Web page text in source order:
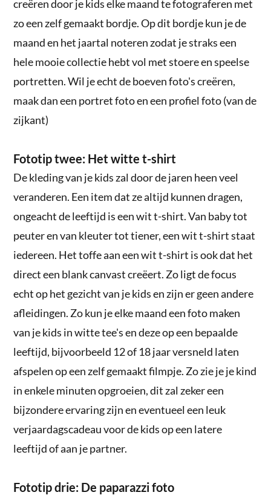
creëren door je kids elke maand te fotograferen met
zo een zelf gemaakt bordje. Op dit bordje kun je de
maand en het jaartal noteren zodat je straks een
hele mooie collectie hebt vol met stoere en speelse
portretten. Wil je echt de boeven foto's creëren,
maak dan een portret foto en een profiel foto (van de
zijkant)
Fototip twee: Het witte t-shirt
De kleding van je kids zal door de jaren heen veel
veranderen. Een item dat ze altijd kunnen dragen,
ongeacht de leeftijd is een wit t-shirt. Van baby tot
peuter en van kleuter tot tiener, een wit t-shirt staat
iedereen. Het toffe aan een wit t-shirt is ook dat het
direct een blank canvast creëert. Zo ligt de focus
echt op het gezicht van je kids en zijn er geen andere
afleidingen. Zo kun je elke maand een foto maken
van je kids in witte tee's en deze op een bepaalde
leeftijd, bijvoorbeeld 12 of 18 jaar versneld laten
afspelen op een zelf gemaakt filmpje. Zo zie je je kind
in enkele minuten opgroeien, dit zal zeker een
bijzondere ervaring zijn en eventueel een leuk
verjaardagscadeau voor de kids op een latere
leeftijd of aan je partner.
Fototip drie: De paparazzi foto